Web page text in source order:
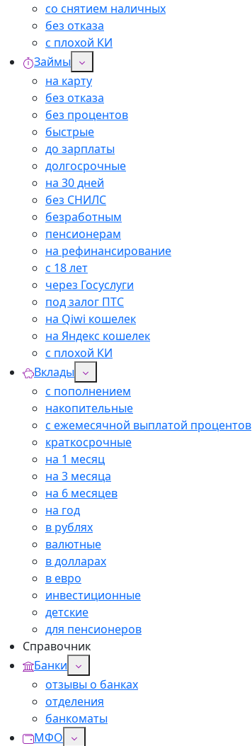
со снятием наличных
без отказа
с плохой КИ
Займы
на карту
без отказа
без процентов
быстрые
до зарплаты
долгосрочные
на 30 дней
без СНИЛС
безработным
пенсионерам
на рефинансирование
с 18 лет
через Госуслуги
под залог ПТС
на Qiwi кошелек
на Яндекс кошелек
с плохой КИ
Вклады
с пополнением
накопительные
с ежемесячной выплатой процентов
краткосрочные
на 1 месяц
на 3 месяца
на 6 месяцев
на год
в рублях
валютные
в долларах
в евро
инвестиционные
детские
для пенсионеров
Справочник
Банки
отзывы о банках
отделения
банкоматы
МФО